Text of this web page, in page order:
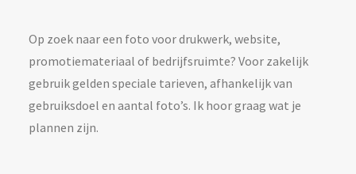
Op zoek naar een foto voor drukwerk, website,
promotiemateriaal of bedrijfsruimte? Voor zakelijk
gebruik gelden speciale tarieven, afhankelijk van
gebruiksdoel en aantal foto’s. Ik hoor graag wat je
plannen zijn.